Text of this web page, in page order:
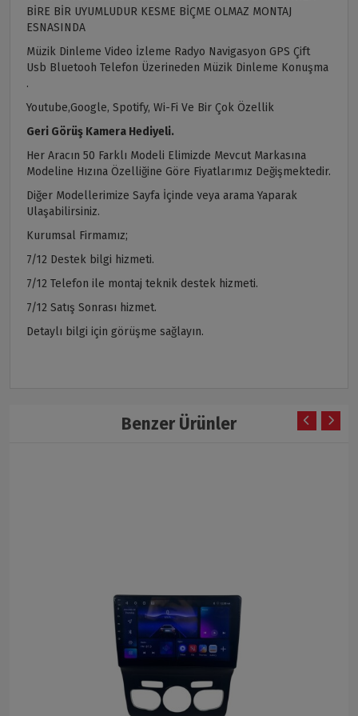
BİRE BİR UYUMLUDUR KESME BİÇME OLMAZ MONTAJ
ESNASINDA
Müzik Dinleme Video İzleme Radyo Navigasyon GPS Çift
Usb Bluetooh Telefon Üzerineden Müzik Dinleme Konuşma
.
Youtube,Google, Spotify, Wi-Fi Ve Bir Çok Özellik
Geri Görüş Kamera Hediyeli.
Her Aracın 50 Farklı Modeli Elimizde Mevcut Markasına
Modeline Hızına Özelliğine Göre Fiyatlarımız Değişmektedir.
Diğer Modellerimize Sayfa İçinde veya arama Yaparak
Ulaşabilirsiniz.
Kurumsal Firmamız;
7/12 Destek bilgi hizmeti.
7/12 Telefon ile montaj teknik destek hizmeti.
7/12 Satış Sonrası hizmet.
Detaylı bilgi için görüşme sağlayın.
Benzer Ürünler